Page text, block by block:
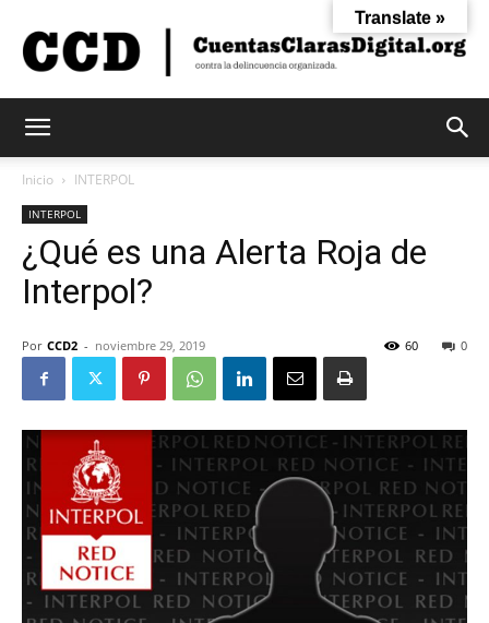
Claras
Inicio INTERPOL
INTERPOL
¿Qué es una Alerta Roja de
Interpol?
Por CCD2 - noviembre 29, 2019 0
60
Translate »